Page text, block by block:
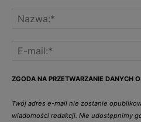
ZGODA NA PRZETWARZANIE DANYCH
Twój adres e-mail nie zostanie
wiadomości redakcji. Nie udostępnimy